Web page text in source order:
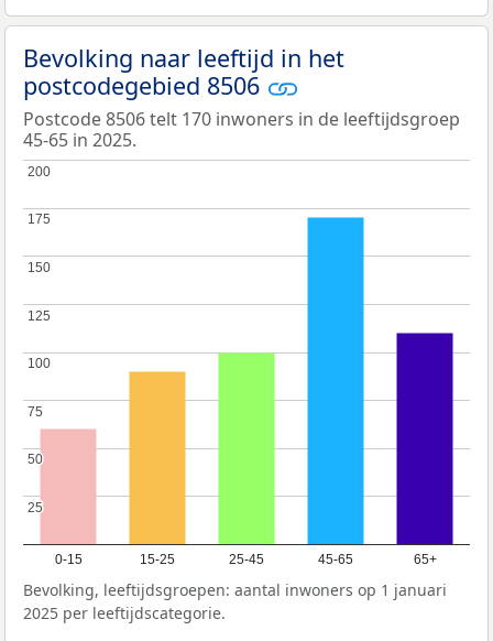
Bevolking naar leeftijd in het
postcodegebied 8506
Postcode 8506 telt 170 inwoners in de leeftijdsgroep
45-65 in 2025.
0-15 15-25 25-45 45-65 65+
25
25
50
50
75
75
100
100
125
125
150
150
175
175
200
200
Bevolking, leeftijdsgroepen: aantal inwoners op 1 januari
2025 per leeftijdscategorie.